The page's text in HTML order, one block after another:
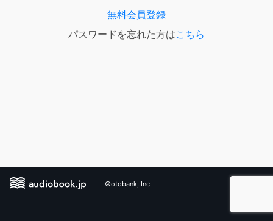
無料会員登録
パスワードを忘れた方はこちら
©otobank, Inc.